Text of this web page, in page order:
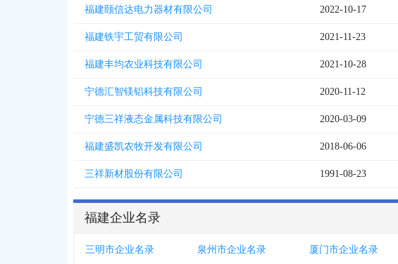
福建颐信达电力器材有限公司 2022-10-17
福建铁宇工贸有限公司 2021-11-23
福建丰均农业科技有限公司 2021-10-28
宁德汇智镁铝科技有限公司 2020-11-12
宁德三祥液态金属科技有限公司 2020-03-09
福建盛凯农牧开发有限公司 2018-06-06
三祥新材股份有限公司 1991-08-23
福建企业名录
三明市企业名录 泉州市企业名录 厦门市企业名录